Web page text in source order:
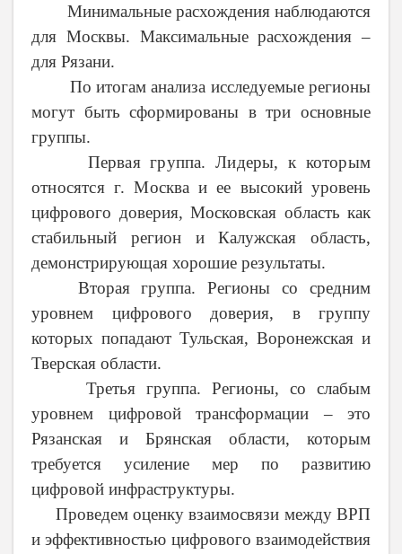
Минимальные расхождения наблюдаются
для Москвы. Максимальные расхождения –
для Рязани.
По итогам анализа исследуемые регионы
могут быть сформированы в три основные
группы.
Первая группа. Лидеры, к которым
относятся г. Москва и ее высокий уровень
цифрового доверия, Московская область как
стабильный регион и Калужская область,
демонстрирующая хорошие результаты.
Вторая группа. Регионы со средним
уровнем цифрового доверия, в группу
которых попадают Тульская, Воронежская и
Тверская области.
Третья группа. Регионы, со слабым
уровнем цифровой трансформации – это
Рязанская и Брянская области, которым
требуется усиление мер по развитию
цифровой инфраструктуры.
Проведем оценку взаимосвязи между ВРП
и эффективностью цифрового взаимодействия